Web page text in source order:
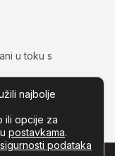
u toku s
najbolje
ili opcije za
postavkama.
podataka